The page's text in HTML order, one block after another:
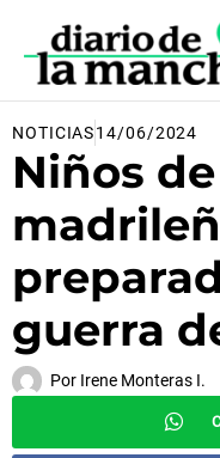
contenido
NOTICIAS14/06/2024
Niños
guerra
Por Irene Monteras I.